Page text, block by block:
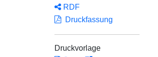
RDF
Druckfassung
Druckvorlage